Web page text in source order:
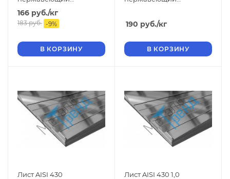
шлифованный
166 руб./кг
183руб. -9%
В КОРЗИНУ
190 руб./кг
В КОРЗИНУ
Лист AISI 430
Лист AISI 430 1,0